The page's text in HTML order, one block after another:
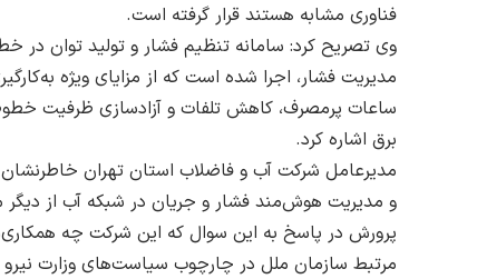
فناوری مشابه هستند قرار گرفته است.
وی تصریح کرد: سامانه تنظیم فشار و تولید توان
مدیریت فشار، اجرا شده است که از مزایای ویژه
ساعات پرمصرف، کاهش تلفات و آزادسازی ظرفیت
برق اشاره کرد.
مدیرعامل شرکت آب و فاضلاب استان تهران خاطرنشان
و مدیریت هوش‌مند فشار و جریان در شبکه آب از دیگر
پرورش در پاسخ به این سوال که این شرکت چه
مرتبط سازمان ملل در چارچوب سیاست‌های وزارت نیرو